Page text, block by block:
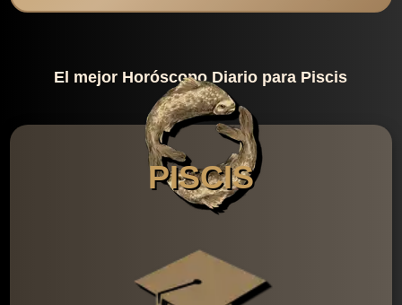
El mejor Horóscopo Diario para Piscis
PISCIS